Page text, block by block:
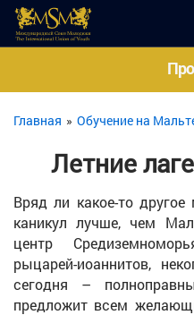
Главная » Обучение на
Летние
Вряд ли какое-то
каникул лучше, чем
центр
рыцарей-иоаннитов,
сегодня –
предложит всем